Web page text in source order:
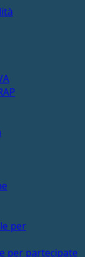
per
per partecipate